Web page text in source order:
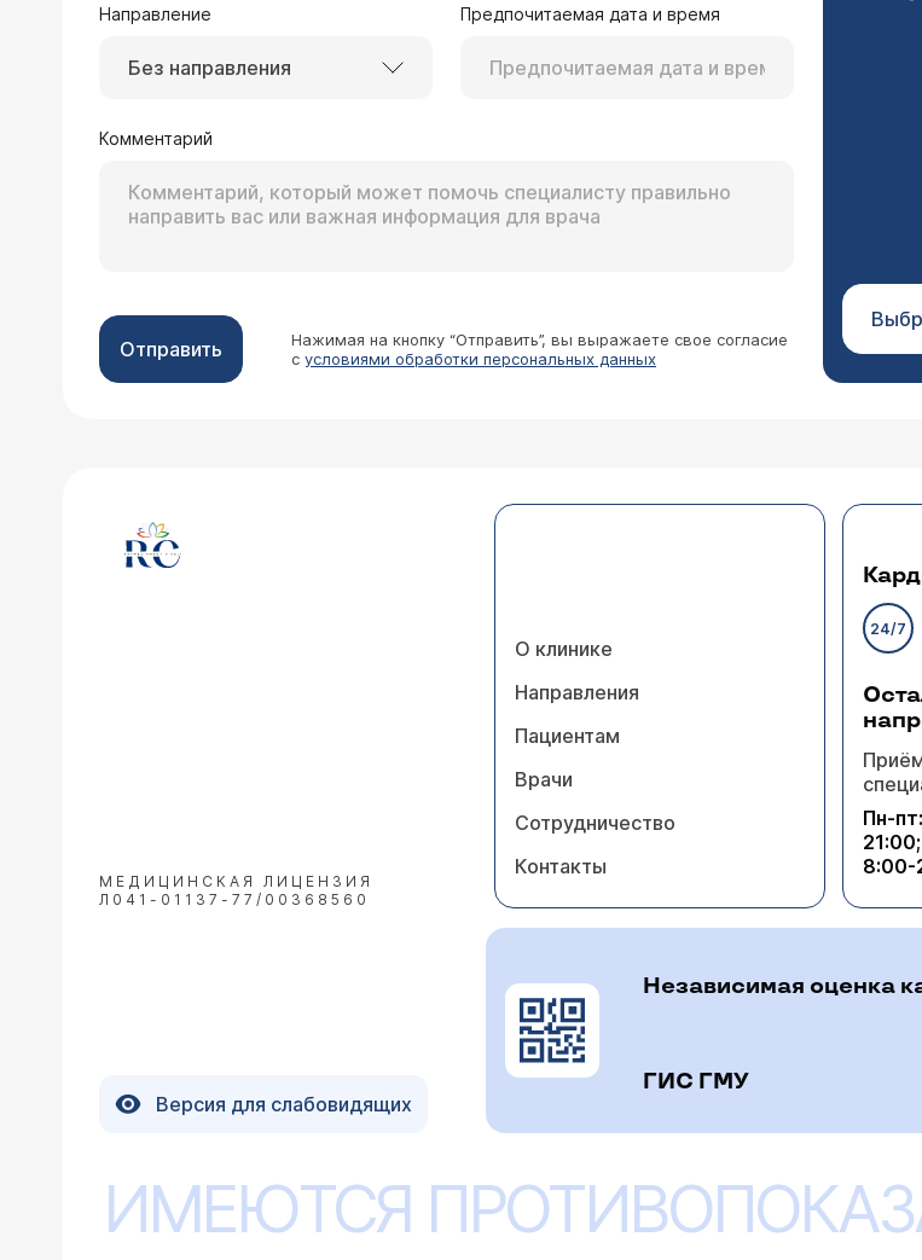
Направление
Без направления
Предпочитаемая дата и время
Комментарий
Отправить
Нажимая на кнопку “Отправить”, вы выражаете свое согласие
с условиями обработки персональных данных
МЕДИЦИНСКАЯ ЛИЦЕНЗИЯ
Л041-01137-77/00368560
О клинике
Направления
Пациентам
Врачи
Сотрудничество
Контакты
24/7
Пн-
8:00-
Версия для слабовидящих
Независимая оценка
ГИС ГМУ
ИМЕЮТСЯ